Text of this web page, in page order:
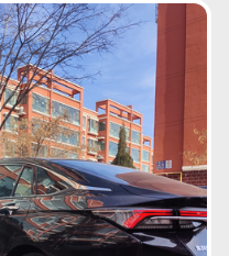
день к 10 часам
трубопроводов, знаю,
на кораблях четко по
по поводу
несоблюдения его
ТО подтянуть шкив, но
решение сами. 3. Плохая
двигателя на холостом
звучит громче, чем
шум воды, полагаю,
охлаждающей
ТО. **Расход
меня заменить
с информацией
заказа сообщили, что
ничего страшного,
но сообщили, что
менеджер предложил
предложению, но
нужно было установить
В середине
от кредитного риска
и в следующем году я не
программой, и депозит
отказался. О DFX Max